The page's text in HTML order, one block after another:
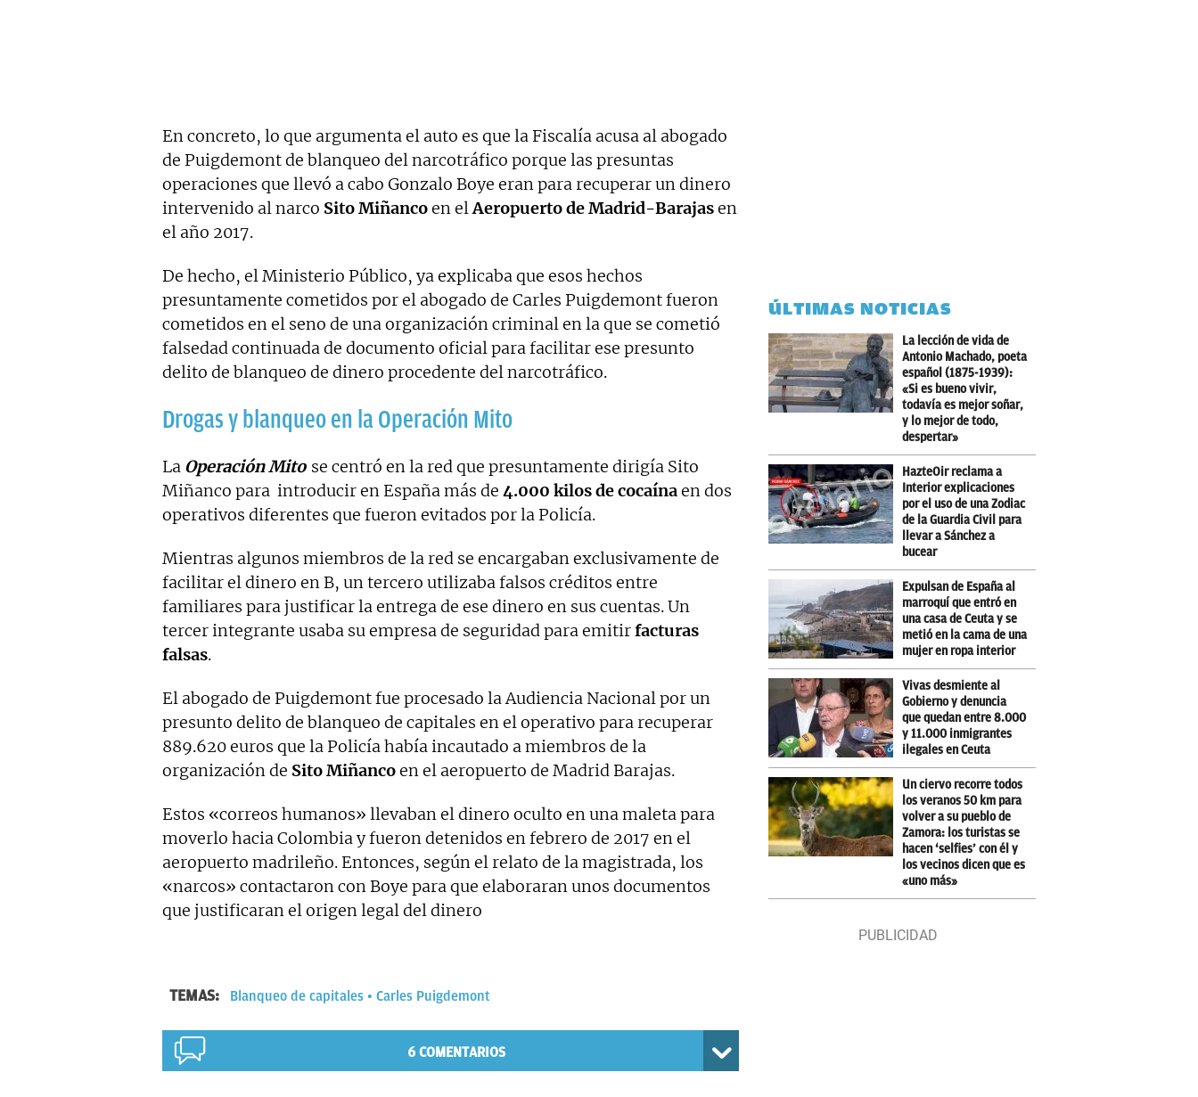
En concreto, lo que argumenta el auto es que la Fiscalía acusa al abogado
de Puigdemont de blanqueo del narcotráfico porque las presuntas
operaciones que llevó a cabo Gonzalo Boye eran para recuperar un dinero
intervenido al narco Sito Miñancoen elAeropuerto de Madrid-Barajasen
el año 2017.
De hecho, el Ministerio Público, ya explicaba que esos hechos
presuntamente cometidos por el abogado de Carles Puigdemont fueron
cometidos en el seno de una organización criminal en la que se cometió
falsedad continuada de documento oficial para facilitar ese presunto
delito de blanqueo de dinero procedente del narcotráfico.
Drogas y blanqueo en la Operación Mito
La Operación Mito se centró en la red que presuntamente dirigía Sito
Miñanco para introducir en España más de 4.000 kilos de cocaínaen dos
operativos diferentes que fueron evitados por la Policía.
Mientras algunos miembros de la red se encargaban exclusivamente de
facilitar el dinero en B, un tercero utilizaba falsos créditos entre
familiares para justificar la entrega de ese dinero en sus cuentas. Un
tercer integrante usaba su empresa de seguridad para emitirfacturas
falsas.
El abogado de Puigdemont fue procesado la Audiencia Nacional por un
presunto delito de blanqueo de capitales en el operativo para recuperar
889.620 euros que la Policía había incautado a miembros de la
organización de Sito Miñancoen el aeropuerto de Madrid Barajas.
Estos «correos humanos» llevaban el dinero oculto en una maleta para
moverlo hacia Colombia y fueron detenidos en febrero de 2017 en el
aeropuerto madrileño. Entonces, según el relato de la magistrada, los
«narcos» contactaron con Boye para que elaboraran unos documentos
que justificaran el origen legal del dinero
TEMAS: Blanqueo de capitales Carles Puigdemont
6 COMENTARIOS
ÚLTIMAS NOTICIAS
La lección de vida de
Antonio Machado, poeta
español (1875-1939):
«Si es bueno vivir,
todavía es mejor soñar,
y lo mejor de todo,
despertar»
HazteOir reclama a
Interior explicaciones
por el uso de una Zodiac
de la Guardia Civil para
llevar a Sánchez a
bucear
Expulsan de España al
marroquí que entró en
una casa de Ceuta y se
metió en la cama de una
mujer en ropa interior
Vivas desmiente al
Gobierno y denuncia
que quedan entre 8.000
y 11.000 inmigrantes
ilegales en Ceuta
Un ciervo recorre todos
los veranos 50 km para
volver a su pueblo de
Zamora: los turistas se
hacen ‘selfies’ con él y
los vecinos dicen que es
«uno más»